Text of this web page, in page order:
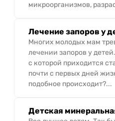
микроорганизмов,
Лечение запоров у
Многих молодых мам
лечении запоров у
с которой приходится
почти с первых дней
подобное происходит?...
Детская